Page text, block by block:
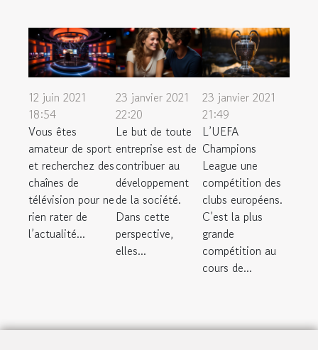
12 juin 2021
18:54
Vous êtes
amateur de sport
et recherchez des
chaînes de
télévision pour ne
rien rater de
l’actualité...
23 janvier 2021
22:20
Le but de toute
entreprise est de
contribuer au
développement
de la société.
Dans cette
perspective,
elles...
23 janvier 2021
21:49
L’UEFA
Champions
League une
compétition des
clubs européens.
C’est la plus
grande
compétition au
cours de...